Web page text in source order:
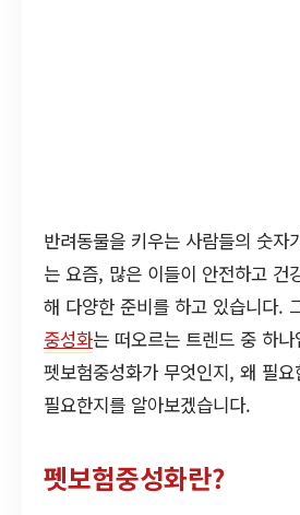
반려동물을 키우는 사람들의 숫자
는 요즘, 많은 이들이 안전하고 건
해 다양한 준비를 하고 있습니다.
중성화는 떠오르는 트렌드 중 하
펫보험중성화가 무엇인지, 왜 필
필요한지를 알아보겠습니다.
펫보험중성화란?